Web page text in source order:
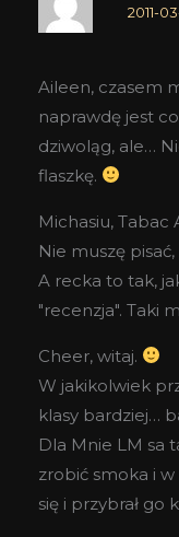
2011-
Aileen, czasem
naprawdę jest
dziwoląg, ale…
flaszkę.
Michasiu, Tabac
Nie muszę
A recka to tak,
"recenzja". Taki
Cheer, witaj.
W jakikolwiek
klasy bardziej…
Dla Mnie LM sa
zrobić smoka i
się i przybrał go